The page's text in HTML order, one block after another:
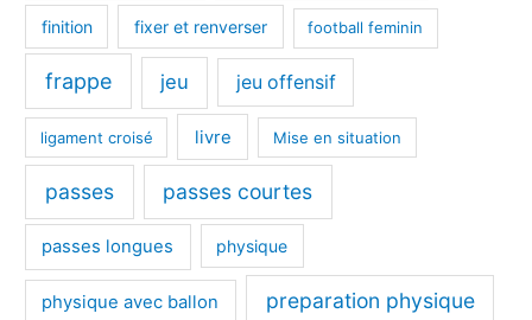
finition fixer et renverser football feminin
frappe jeu jeu offensif
ligament croisé livre Mise en situation
passes passes courtes
passes longues physique
physique avec ballon preparation physique